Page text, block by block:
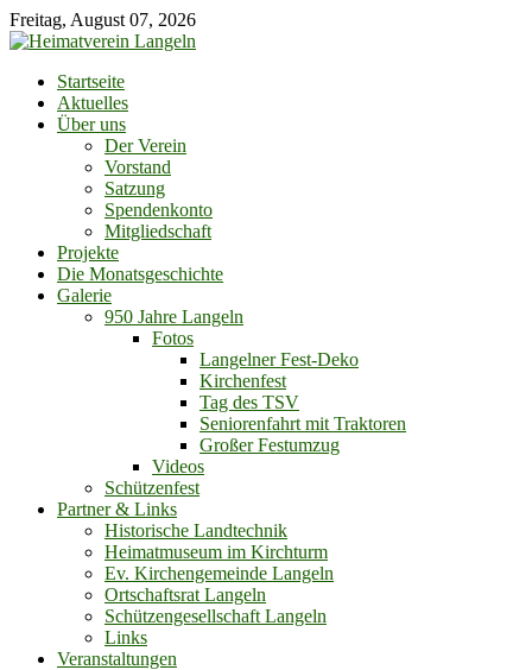
Skip
to
Freitag, August 07, 2026
Startseite
Aktuelles
Über uns
Der Verein
Vorstand
Satzung
Spendenkonto
Mitgliedschaft
Projekte
Die Monatsgeschichte
Galerie
950 Jahre Langeln
Fotos
Langelner Fest-Deko
Kirchenfest
Tag des TSV
Seniorenfahrt mit Traktoren
Großer Festumzug
Videos
Schützenfest
Partner & Links
Historische Landtechnik
Heimatmuseum im Kirchturm
Ev. Kirchengemeinde Langeln
Ortschaftsrat Langeln
Schützengesellschaft Langeln
Links
Veranstaltungen